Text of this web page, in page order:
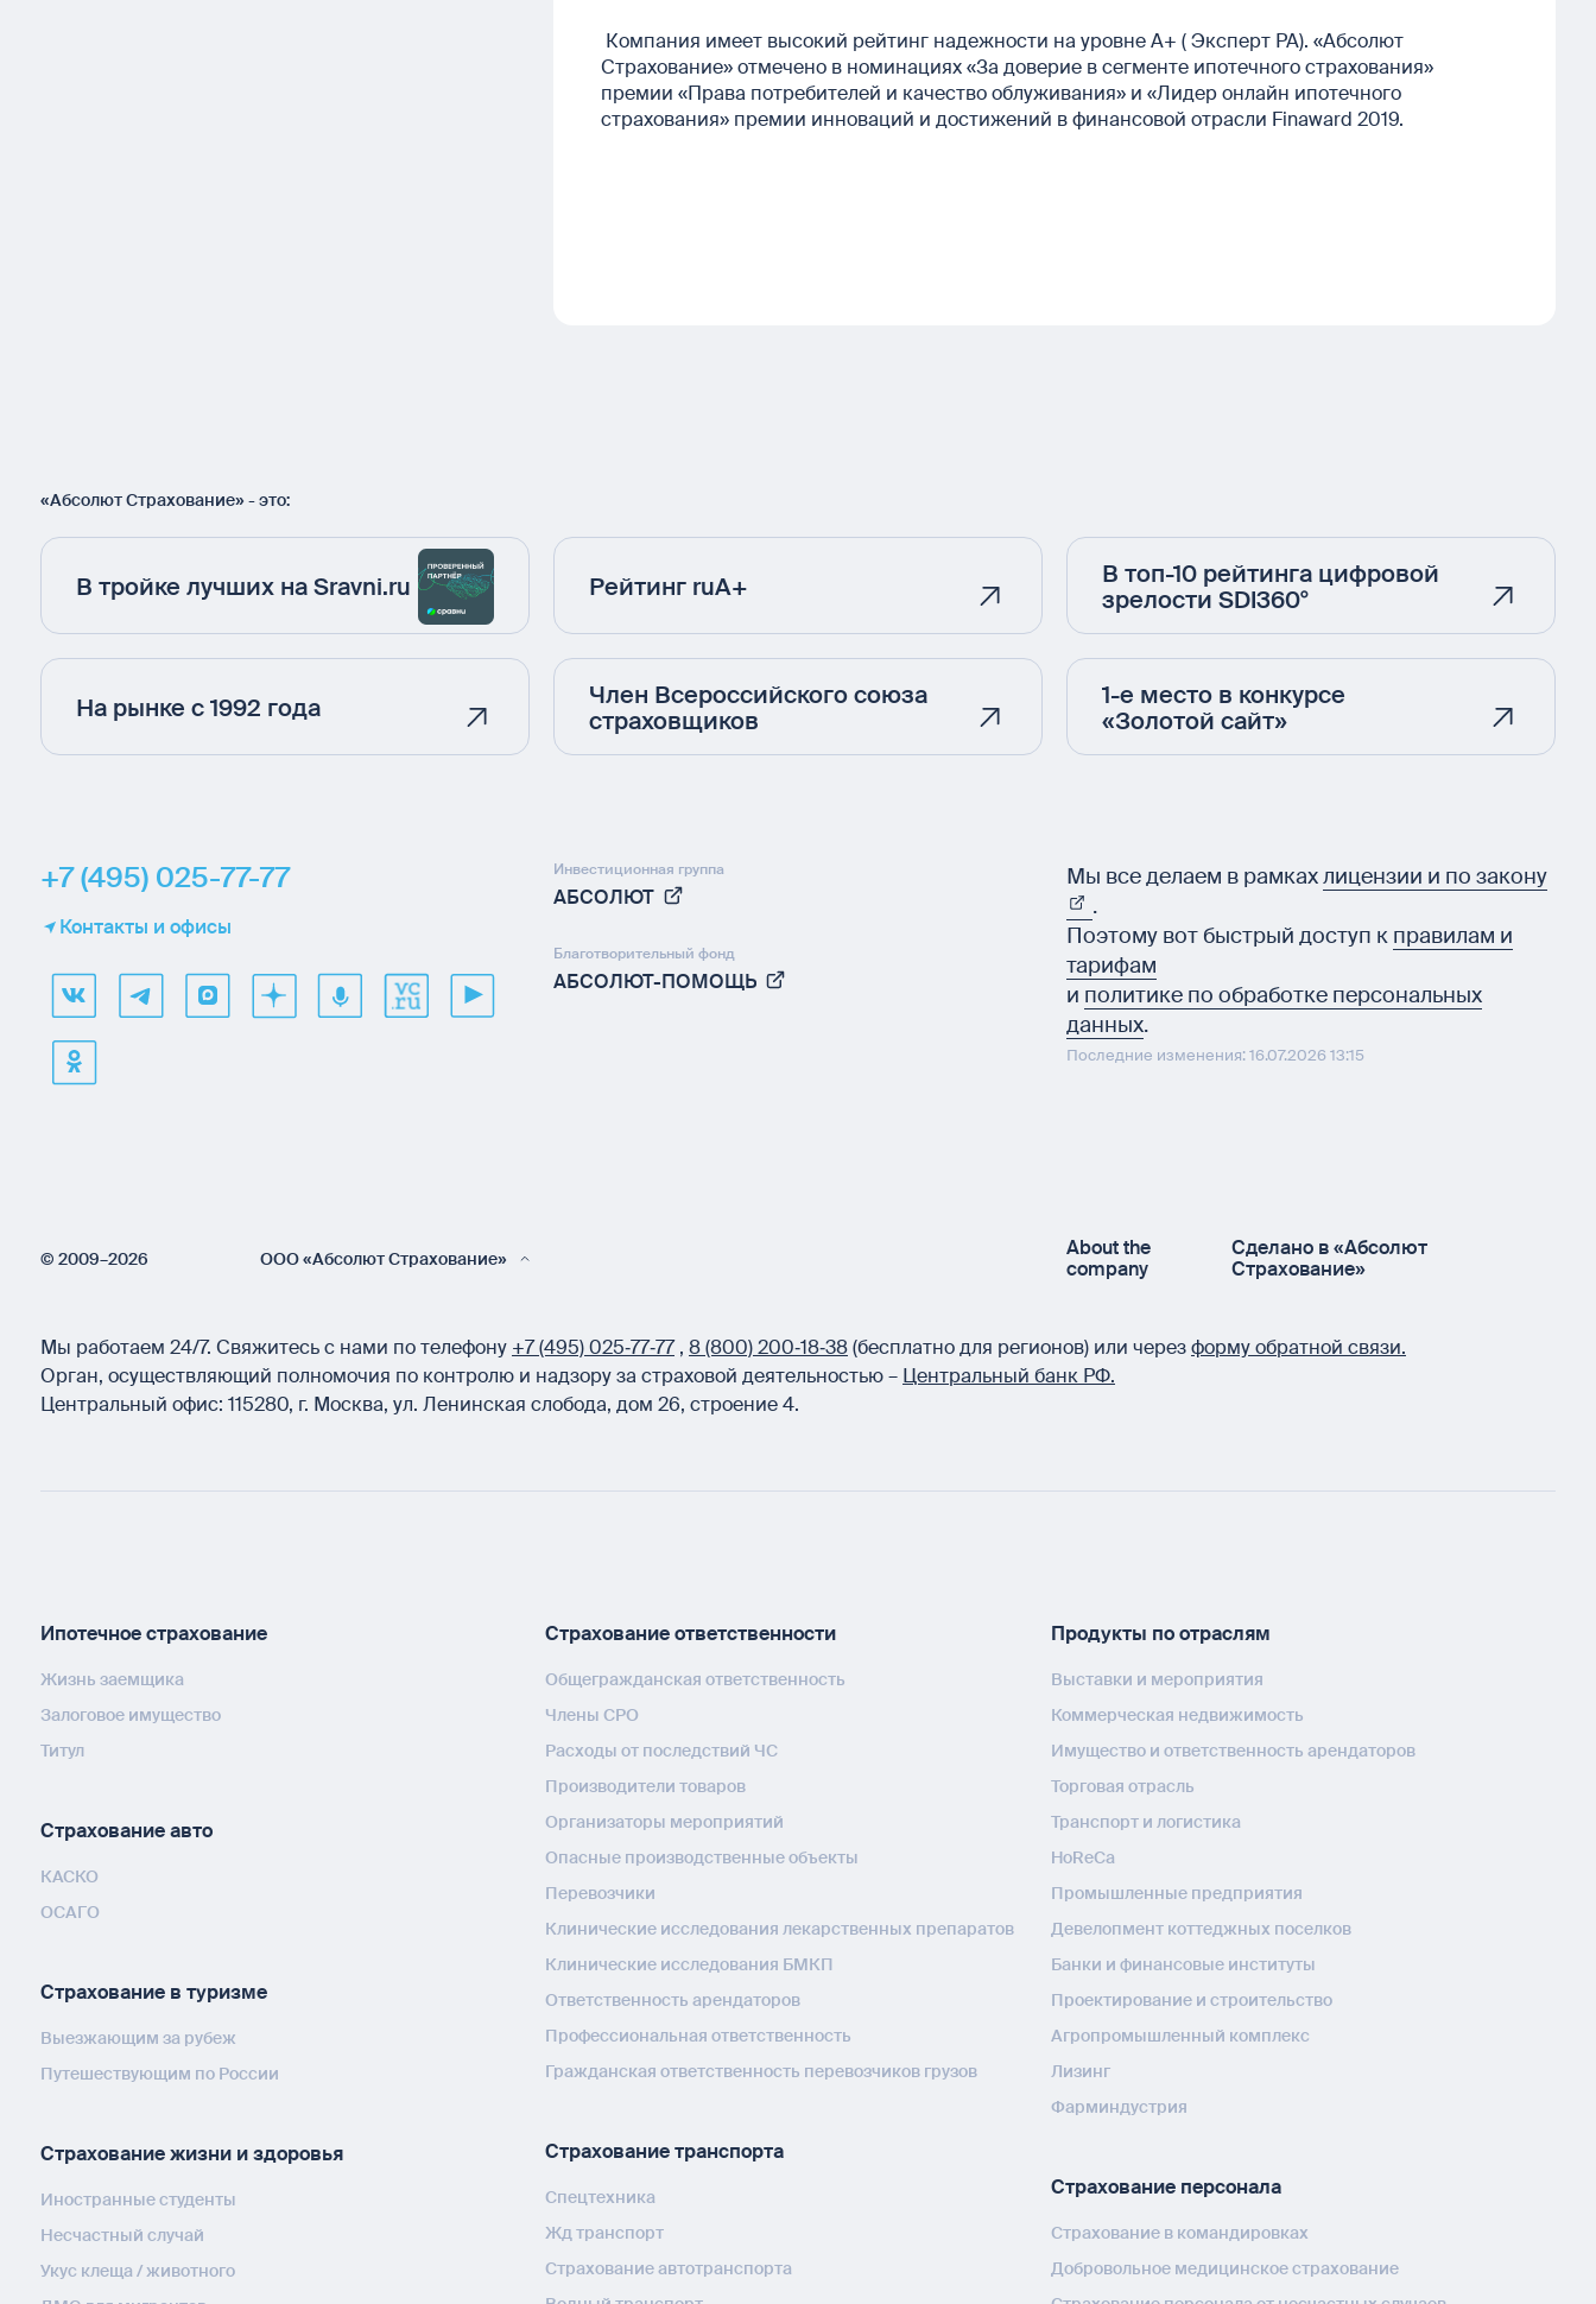
Компания имеет высокий рейтинг надежности на уровне А+ ( Эксперт РА). «Абсолют
Страхование» отмечено в номинациях «За доверие в сегменте ипотечного страхования»
премии «Права потребителей и качество облуживания» и «Лидер онлайн ипотечного
страхования» премии инноваций и достижений в финансовой отрасли Finaward 2019.
«Абсолют Страхование» - это:
В тройке лучших на Sravni.ru
На рынке с 1992 года
Рейтинг ruA+
Член Всероссийского союза
страховщиков
В топ-10 рейтинга цифровой
зрелости SDI360°
1-е место в конкурсе
«Золотой сайт»
+7 (495) 025-77-77
Контакты и офисы
Инвестиционная группа
АБСОЛЮТ
Благотворительный фонд
АБСОЛЮТ-ПОМОЩЬ
Мы все делаем в рамкахлицензии и по закону
.
Поэтому вот быстрый доступ к правилам и
тарифам
и политике по обработке персональных
данных.
Последние изменения: 16.07.2026 13:15
© 2009–2026 ООО «Абсолют Страхование»
About the
company
Сделано в «Абсолют
Страхование»
Мы работаем 24/7. Свяжитесь с нами по телефону +7 (495) 025‑77‑77 , 8 (800) 200‑18‑38(бесплатно для регионов) или черезформу обратной связи.
Орган, осуществляющий полномочия по контролю и надзору за страховой деятельностью – Центральный банк РФ.
Центральный офис: 115280, г. Москва, ул. Ленинская слобода, дом 26, строение 4.
Ипотечное страхование
Жизнь заемщика
Залоговое имущество
Титул
Страхование авто
КАСКО
ОСАГО
Страхование в туризме
Выезжающим за рубеж
Путешествующим по России
Страхование жизни и здоровья
Иностранные студенты
Несчастный случай
Укус клеща / животного
Страхование ответственности
Общегражданская ответственность
Члены СРО
Расходы от последствий ЧС
Производители товаров
Организаторы мероприятий
Опасные производственные объекты
Перевозчики
Клинические исследования лекарственных препаратов
Клинические исследования БМКП
Ответственность арендаторов
Профессиональная ответственность
Гражданская ответственность перевозчиков грузов
Страхование транспорта
Спецтехника
Жд транспорт
Страхование автотранспорта
Продукты по отраслям
Выставки и мероприятия
Коммерческая недвижимость
Имущество и ответственность арендаторов
Торговая отрасль
Транспорт и логистика
HoReCa
Промышленные предприятия
Девелопмент коттеджных поселков
Банки и финансовые институты
Проектирование и строительство
Агропромышленный комплекс
Лизинг
Фарминдустрия
Страхование персонала
Страхование в командировках
Добровольное медицинское страхование